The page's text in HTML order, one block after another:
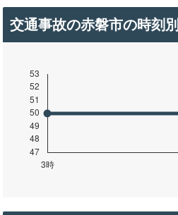
交通事故の赤磐市の時刻